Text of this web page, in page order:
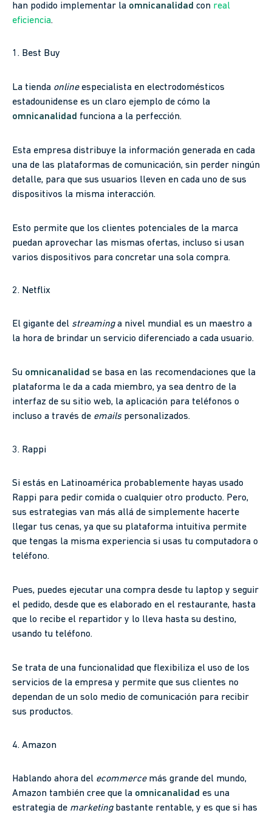
han podido implementar la omnicanalidad con real
eficiencia.
1. Best Buy
La tienda onlineespecialista en electrodomésticos
estadounidense es un claro ejemplo de cómo la
omnicanalidad funciona a la perfección.
Esta empresa distribuye la información generada en cada
una de las plataformas de comunicación, sin perder ningún
detalle, para que sus usuarios lleven en cada uno de sus
dispositivos la misma interacción.
Esto permite que los clientes potenciales de la marca
puedan aprovechar las mismas ofertas, incluso si usan
varios dispositivos para concretar una sola compra.
2. Netflix
El gigante del streaminga nivel mundial es un maestro a
la hora de brindar un servicio diferenciado a cada usuario.
Su omnicanalidad se basa en las recomendaciones que la
plataforma le da a cada miembro, ya sea dentro de la
interfaz de su sitio web, la aplicación para teléfonos o
incluso a través de emailspersonalizados.
3. Rappi
Si estás en Latinoamérica probablemente hayas usado
Rappi para pedir comida o cualquier otro producto. Pero,
sus estrategias van más allá de simplemente hacerte
llegar tus cenas, ya que su plataforma intuitiva permite
que tengas la misma experiencia si usas tu computadora o
teléfono.
Pues, puedes ejecutar una compra desde tu laptop y seguir
el pedido, desde que es elaborado en el restaurante, hasta
que lo recibe el repartidor y lo lleva hasta su destino,
usando tu teléfono.
Se trata de una funcionalidad que flexibiliza el uso de los
servicios de la empresa y permite que sus clientes no
dependan de un solo medio de comunicación para recibir
sus productos.
4. Amazon
Hablando ahora del ecommerce más grande del mundo,
Amazon también cree que la omnicanalidad es una
estrategia de marketing bastante rentable, y es que si has